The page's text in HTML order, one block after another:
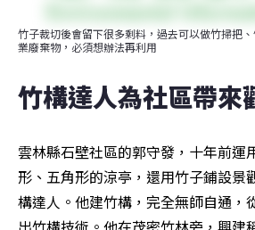
竹子裁切後會留下很多剩料，過去可以做竹掃把
業廢棄物，必須想辦法再利用
竹構達人為社區帶來
雲林縣石壁社區的郭守發，十年前運
形、五角形的涼亭，還用竹子鋪設景
構達人。他建竹構，完全無師自通，